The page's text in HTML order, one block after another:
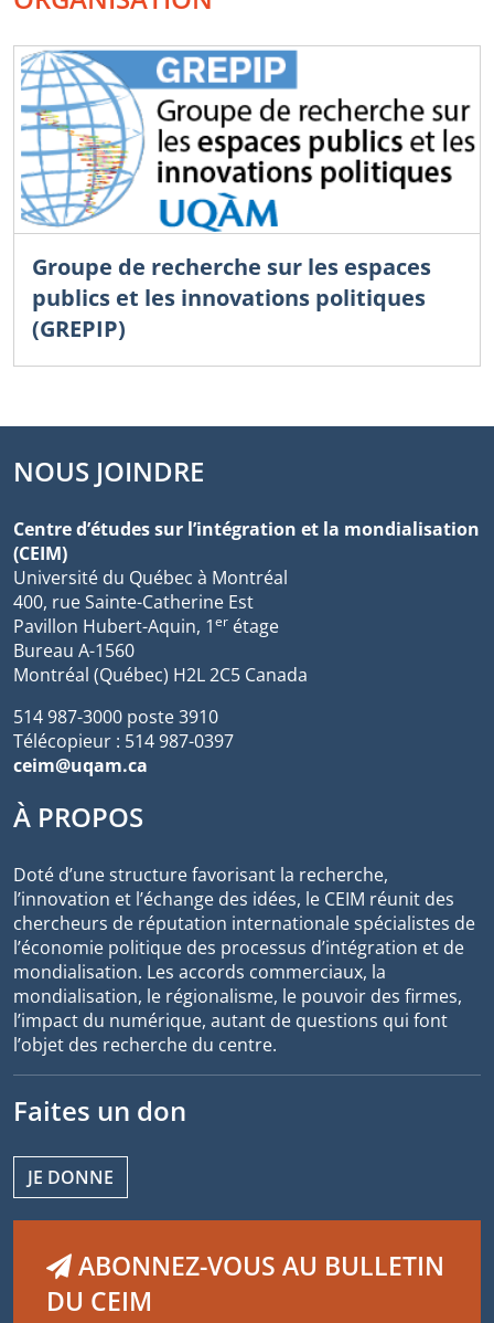
Groupe de recherche sur les espaces
publics et les innovations politiques
(GREPIP)
NOUS JOINDRE
Centre d’études sur l’intégration et la mondialisation
(CEIM)
Université du Québec à Montréal
400, rue Sainte-Catherine Est
Pavillon Hubert-Aquin, 1er étage
Bureau A-1560
Montréal (Québec) H2L 2C5 Canada
514 987-3000 poste 3910
Télécopieur : 514 987-0397
ceim@uqam.ca
À PROPOS
Doté d’une structure favorisant la recherche,
l’innovation et l’échange des idées, le CEIM réunit des
chercheurs de réputation internationale spécialistes de
l’économie politique des processus d’intégration et de
mondialisation. Les accords commerciaux, la
mondialisation, le régionalisme, le pouvoir des firmes,
l’impact du numérique, autant de questions qui font
l’objet des recherche du centre.
Faites un don
JE DONNE
ABONNEZ-VOUS AU BULLETIN
DU CEIM